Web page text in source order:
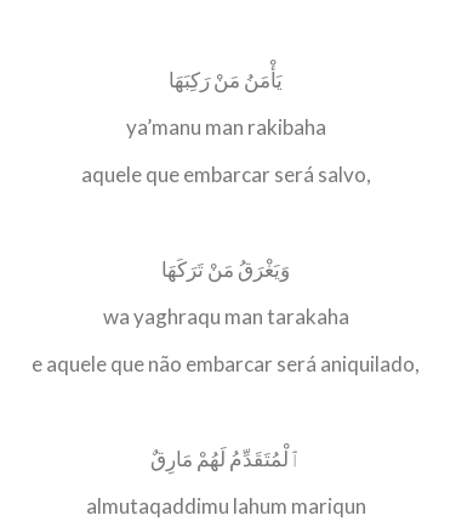
يَأْمَنُ مَنْ رَكِبَهَا
ya’manu man rakibaha
aquele que embarcar será salvo,
وَيَغْرَقُ مَنْ تَرَكَهَا
wa yaghraqu man tarakaha
e aquele que não embarcar será aniquilado,
ٱلْمُتَقَدِّمُ لَهُمْ مَارِقٌ
almutaqaddimu lahum mariqun